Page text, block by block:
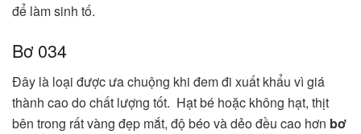
để làm sinh tố.
Bơ 034
Đây là loại được ưa chuộng khi đem đi xuất khẩu vì giá
thành cao do chất lượng tốt. Hạt bé hoặc không hạt, thịt
bên trong rất vàng đẹp mắt, độ béo và dẻo đều cao hơn bơ